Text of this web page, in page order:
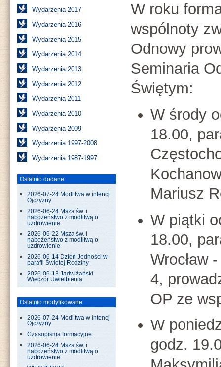
Wydarzenia 2017
Wydarzenia 2016
Wydarzenia 2015
Wydarzenia 2014
Wydarzenia 2013
Wydarzenia 2012
Wydarzenia 2011
Wydarzenia 2010
Wydarzenia 2009
Wydarzenia 1997-2008
Wydarzenia 1987-1997
Ostatnio dodane
2026-07-24 Modlitwa w intencji
Ojczyzny
2026-06-24 Msza św. i
nabożeństwo z modlitwą o
uzdrowienie
2026-06-22 Msza św. i
nabożeństwo z modlitwą o
uzdrowienie
2026-06-14 Dzień Jedności w
parafii Świętej Rodziny
2026-06-13 Jadwiżański
Wieczór Uwielbienia
Ostatnio modyfikowane
2026-07-24 Modlitwa w intencji
Ojczyzny
Czasopisma formacyjne
2026-06-24 Msza św. i
nabożeństwo z modlitwą o
uzdrowienie
W roku
wspólnoty
Odnowy
Seminaria
Świętym:
W środy
18.00,
Mariusz
W piątki
18.00,
Wrocław
4,
OP ze
W
godz.